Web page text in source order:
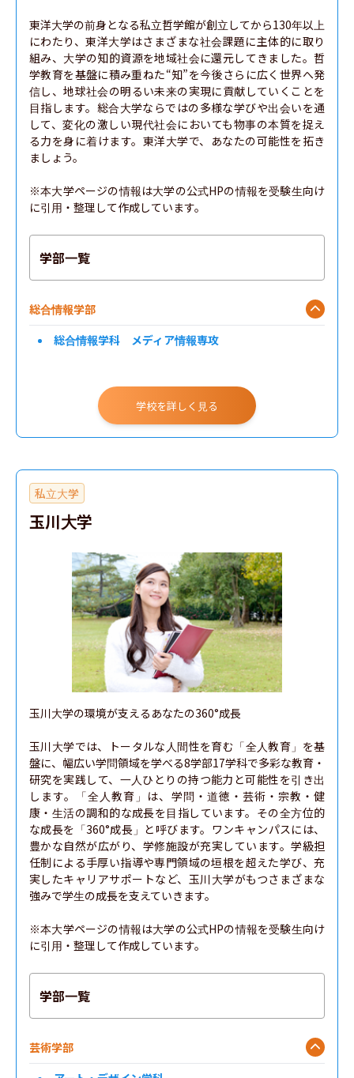
東洋大学の前身となる私立哲学館が創立してから130年以上
にわたり、東洋大学はさまざまな社会課題に主体的に取り
組み、大学の知的資源を地域社会に還元してきました。哲
学教育を基盤に積み重ねた“知”を今後さらに広く世界へ発
信し、地球社会の明るい未来の実現に貢献していくことを
目指します。総合大学ならではの多様な学びや出会いを通
して、変化の激しい現代社会においても物事の本質を捉え
る力を身に着けます。東洋大学で、あなたの可能性を拓き
ましょう。
※本大学ページの情報は大学の公式HPの情報を受験生向け
に引用・整理して作成しています。
学部一覧
総合情報学部
総合情報学科 メディア情報専攻
学校を詳しく見る
私立大学
玉川大学
玉川大学の環境が支えるあなたの360°成長
玉川大学では、トータルな人間性を育む「全人教育」を基
盤に、幅広い学問領域を学べる8学部17学科で多彩な教育・
研究を実践して、一人ひとりの持つ能力と可能性を引き出
します。「全人教育」は、学問・道徳・芸術・宗教・健
康・生活の調和的な成長を目指しています。その全方位的
な成長を「360°成長」と呼びます。ワンキャンパスには、
豊かな自然が広がり、学修施設が充実しています。学級担
任制による手厚い指導や専門領域の垣根を超えた学び、充
実したキャリアサポートなど、玉川大学がもつさまざまな
強みで学生の成長を支えていきます。
※本大学ページの情報は大学の公式HPの情報を受験生向け
に引用・整理して作成しています。
学部一覧
芸術学部